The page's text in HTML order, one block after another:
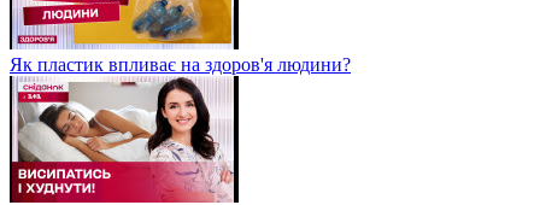
Як пластик впливає на здоров'я людини?